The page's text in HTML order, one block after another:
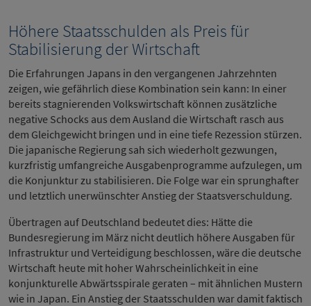
Höhere Staatsschulden als Preis für
Stabilisierung der Wirtschaft
Die Erfahrungen Japans in den vergangenen Jahrzehnten
zeigen, wie gefährlich diese Kombination sein kann: In einer
bereits stagnierenden Volkswirtschaft können zusätzliche
negative Schocks aus dem Ausland die Wirtschaft rasch aus
dem Gleichgewicht bringen und in eine tiefe Rezession stürzen.
Die japanische Regierung sah sich wiederholt gezwungen,
kurzfristig umfangreiche Ausgabenprogramme aufzulegen, um
die Konjunktur zu stabilisieren. Die Folge war ein sprunghafter
und letztlich unerwünschter Anstieg der Staatsverschuldung.
Übertragen auf Deutschland bedeutet dies: Hätte die
Bundesregierung im März nicht deutlich höhere Ausgaben für
Infrastruktur und Verteidigung beschlossen, wäre die deutsche
Wirtschaft heute mit hoher Wahrscheinlichkeit in eine
konjunkturelle Abwärtsspirale geraten – mit ähnlichen Mustern
wie in Japan. Ein Anstieg der Staatsschulden war damit faktisch